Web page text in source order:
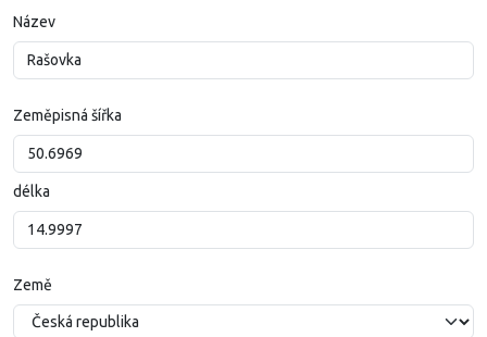
Název
Zeměpisná šířka
délka
Země